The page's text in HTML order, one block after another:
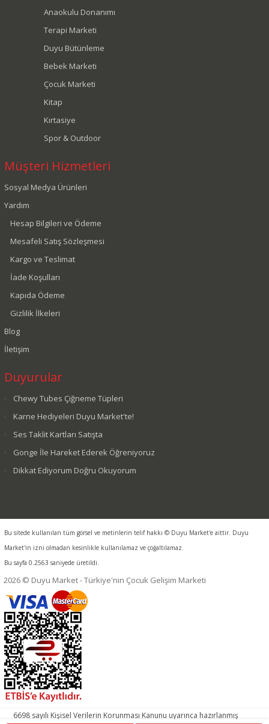
Anaokulu Donanımı
Terapi Marketi
Duyu Bütünleme
Bebek Marketi
Çocuk Marketi
Kitap
Kırtasiye
Spor & Outdoor
Müşteri Hizmetleri
Sosyal Medya Ürünleri
Yardım
Hesap Bilgileri ve Ödeme
Mesafeli Satış Sözleşmesi
Kargo ve Teslimat
İade Koşulları
Kapıda Ödeme
Gizlilik İlkeleri
Blog
İletişim
Duyurular
Chewy Tubes Çiğneme Tüpleri
Karne Hediyeleri Duyu Market'te!
Ses Taklit Kartları Satışta
Gonge İle Hareket Ederek Öğreniyoruz
Dikkat Ediyorum Doğru Okuyorum
Bu sitede kullanılan tüm görsel ve metinlerin telif hakkı © Duyu Market'e aittir. Duyu
Market'in izni olmadan kesinlikle kullanılamaz ve çoğaltılamaz.
Bu sayfa 0.2563 saniyede üretildi.
2026 © Duyu Market - Türkiye'nin Çocuk Gelişim Marketi
6698 sayılı Kişisel Verilerin Korunması Kanunu uyarınca hazırlanmış